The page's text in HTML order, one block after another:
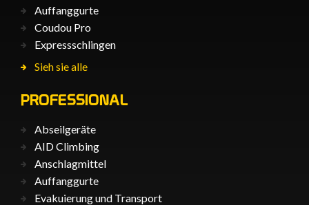
Auffanggurte
Coudou Pro
Expressschlingen
Sieh sie alle
PROFESSIONAL
Abseilgeräte
AID Climbing
Anschlagmittel
Auffanggurte
Evakuierung und Transport